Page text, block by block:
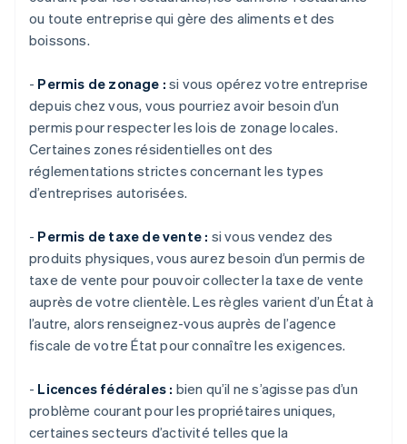
ou toute entreprise qui gère des aliments et des
boissons.
- Permis de zonage : si vous opérez votre entreprise
depuis chez vous, vous pourriez avoir besoin d’un
permis pour respecter les lois de zonage locales.
Certaines zones résidentielles ont des
réglementations strictes concernant les types
d’entreprises autorisées.
- Permis de taxe de vente : si vous vendez des
produits physiques, vous aurez besoin d’un permis de
taxe de vente pour pouvoir collecter la taxe de vente
auprès de votre clientèle. Les règles varient d’un État à
l’autre, alors renseignez-vous auprès de l’agence
fiscale de votre État pour connaître les exigences.
- Licences fédérales : bien qu’il ne s’agisse pas d’un
problème courant pour les propriétaires uniques,
certaines secteurs d’activité telles que la